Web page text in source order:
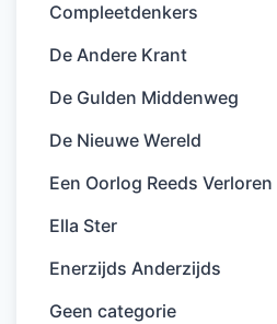
Compleetdenkers
De Andere Krant
De Gulden Middenweg
De Nieuwe Wereld
Een Oorlog Reeds Verloren
Ella Ster
Enerzijds Anderzijds
Geen categorie